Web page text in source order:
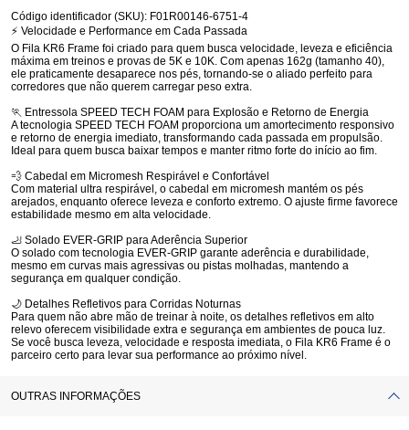
Código identificador (SKU): F01R00146-6751-4
⚡ Velocidade e Performance em Cada Passada
O Fila KR6 Frame foi criado para quem busca velocidade, leveza e eficiência
máxima em treinos e provas de 5K e 10K. Com apenas 162g (tamanho 40),
ele praticamente desaparece nos pés, tornando-se o aliado perfeito para
corredores que não querem carregar peso extra.
🏃 Entressola SPEED TECH FOAM para Explosão e Retorno de Energia
A tecnologia SPEED TECH FOAM proporciona um amortecimento responsivo
e retorno de energia imediato, transformando cada passada em propulsão.
Ideal para quem busca baixar tempos e manter ritmo forte do início ao fim.
💨 Cabedal em Micromesh Respirável e Confortável
Com material ultra respirável , o cabedal em micromesh mantém os pés
arejados, enquanto oferece leveza e conforto extremo. O ajuste firme favorece
estabilidade mesmo em alta velocidade.
🦶 Solado EVER-GRIP para Aderência Superior
O solado com tecnologia EVER-GRIP garante aderência e durabilidade,
mesmo em curvas mais agressivas ou pistas molhadas, mantendo a
segurança em qualquer condição.
🌙 Detalhes Refletivos para Corridas Noturnas
Para quem não abre mão de treinar à noite, os detalhes refletivos em alto
relevo oferecem visibilidade extra e segurança em ambientes de pouca luz.
Se você busca leveza, velocidade e resposta imediata, o Fila KR6 Frame é o
parceiro certo para levar sua performance ao próximo nível.
OUTRAS INFORMAÇÕES